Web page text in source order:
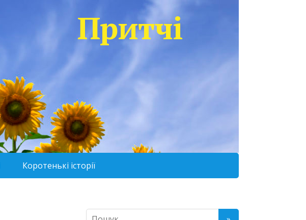
Притчі
Коротенькі історії